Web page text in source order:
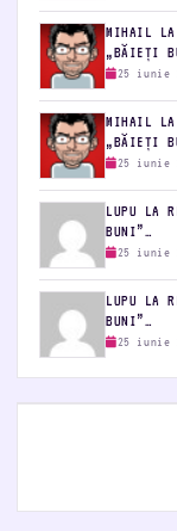
MIHAIL
„BĂIEȚI
25 iunie
MIHAIL
„BĂIEȚI
25 iunie
LUPU LA
BUNI”…
25 iunie
LUPU LA
BUNI”…
25 iunie